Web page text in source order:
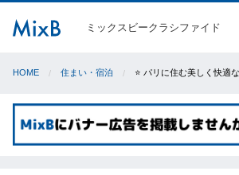
ミックスビークラシファイド
HOME 住まい・宿泊 ⭐ パリに住む美しく快適